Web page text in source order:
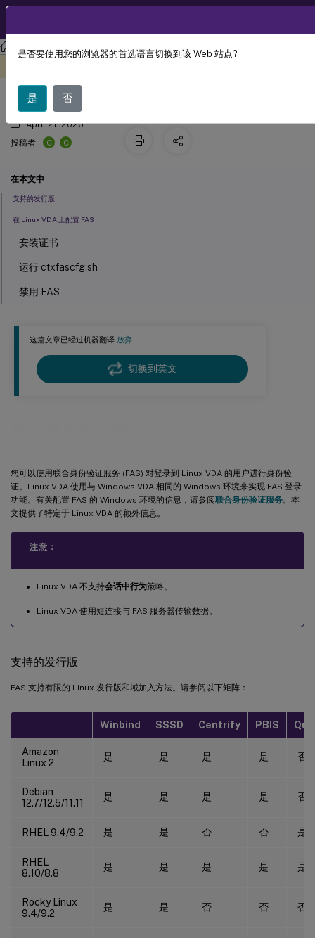
Linux 虚拟投递代理 Linux Virtual Delivery Agent 2411
这篇文章已经过机器翻译.放弃
切换到英文
您可以使用联合身份验证服务 (FAS) 对登录到 Linux VDA 的用户进行身份验
证。Linux VDA 使用与 Windows VDA 相同的 Windows 环境来实现 FAS 登录
功能。有关配置 FAS 的 Windows 环境的信息，请参阅联合身份验证服务。本
文提供了特定于 Linux VDA 的额外信息。
注意：
Linux VDA 不支持会话中行为策略。
Linux VDA 使用短连接与 FAS 服务器传输数据。
支持的发行版
FAS 支持有限的 Linux 发行版和域加入方法。请参阅以下矩阵：
Winbind SSSD Centrify PBIS
Amazon
Linux 2
是 是 是 是 否
Debian
12.7/12.5/11.11
是 是 是 是 否
RHEL 9.4/9.2 是 是 否 否 是
RHEL
8.10/8.8
是 是 是 是 是
Rocky Linux
9.4/9.2
是 是 否 否 否
联合身份验证服务
April 21, 2026
投稿者:
C C
在本文中
支持的发行版
在 Linux VDA 上配置 FAS
安装证书
运行 ctxfascfg.sh
禁用 FAS
故障排除
FAS 服务器配置错误
CA 证书配置不正确
已知问题
解决方法
是否要使用您的浏览器的首选语言切换到该 Web 站点?
是 否